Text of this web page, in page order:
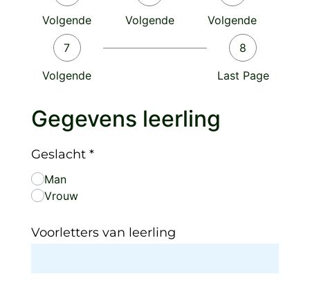
Volgende
Volgende
Volgende
7
Volgende
8
Last Page
Gegevens leerling
Geslacht *
Man
Vrouw
Voorletters van leerling